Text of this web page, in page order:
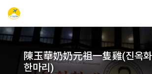
陳玉華奶奶元祖一隻雞(진옥
한마리)